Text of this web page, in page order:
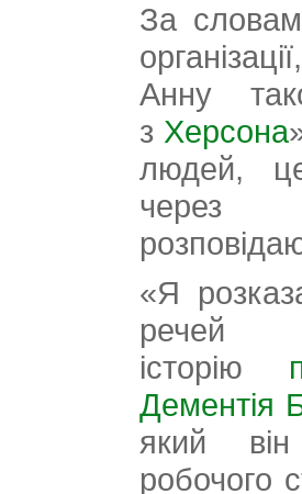
За
Анну
з Херсона
людей,
через
«Я
історію
Дементія
який
робочого